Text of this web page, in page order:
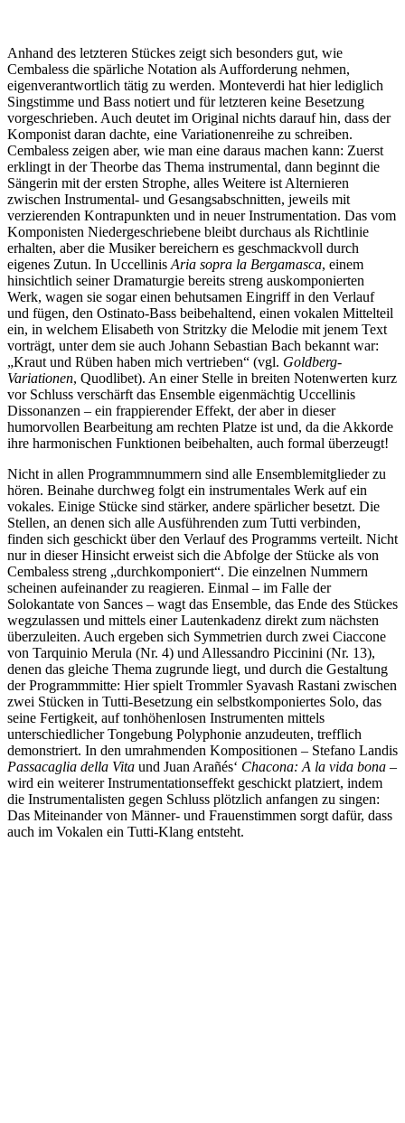
Anhand des letzteren Stückes zeigt sich besonders gut, wie
Cembaless die spärliche Notation als Aufforderung nehmen,
eigenverantwortlich tätig zu werden. Monteverdi hat hier lediglich
Singstimme und Bass notiert und für letzteren keine Besetzung
vorgeschrieben. Auch deutet im Original nichts darauf hin, dass der
Komponist daran dachte, eine Variationenreihe zu schreiben.
Cembaless zeigen aber, wie man eine daraus machen kann: Zuerst
erklingt in der Theorbe das Thema instrumental, dann beginnt die
Sängerin mit der ersten Strophe, alles Weitere ist Alternieren
zwischen Instrumental- und Gesangsabschnitten, jeweils mit
verzierenden Kontrapunkten und in neuer Instrumentation. Das vom
Komponisten Niedergeschriebene bleibt durchaus als Richtlinie
erhalten, aber die Musiker bereichern es geschmackvoll durch
eigenes Zutun. In Uccellinis Aria sopra la Bergamasca, einem
hinsichtlich seiner Dramaturgie bereits streng auskomponierten
Werk, wagen sie sogar einen behutsamen Eingriff in den Verlauf
und fügen, den Ostinato-Bass beibehaltend, einen vokalen Mittelteil
ein, in welchem Elisabeth von Stritzky die Melodie mit jenem Text
vorträgt, unter dem sie auch Johann Sebastian Bach bekannt war:
„Kraut und Rüben haben mich vertrieben“ (vgl. Goldberg-
Variationen, Quodlibet). An einer Stelle in breiten Notenwerten kurz
vor Schluss verschärft das Ensemble eigenmächtig Uccellinis
Dissonanzen – ein frappierender Effekt, der aber in dieser
humorvollen Bearbeitung am rechten Platze ist und, da die Akkorde
ihre harmonischen Funktionen beibehalten, auch formal überzeugt!
Nicht in allen Programmnummern sind alle Ensemblemitglieder zu
hören. Beinahe durchweg folgt ein instrumentales Werk auf ein
vokales. Einige Stücke sind stärker, andere spärlicher besetzt. Die
Stellen, an denen sich alle Ausführenden zum Tutti verbinden,
finden sich geschickt über den Verlauf des Programms verteilt. Nicht
nur in dieser Hinsicht erweist sich die Abfolge der Stücke als von
Cembaless streng „durchkomponiert“. Die einzelnen Nummern
scheinen aufeinander zu reagieren. Einmal – im Falle der
Solokantate von Sances – wagt das Ensemble, das Ende des Stückes
wegzulassen und mittels einer Lautenkadenz direkt zum nächsten
überzuleiten. Auch ergeben sich Symmetrien durch zwei Ciaccone
von Tarquinio Merula (Nr. 4) und Allessandro Piccinini (Nr. 13),
denen das gleiche Thema zugrunde liegt, und durch die Gestaltung
der Programmmitte: Hier spielt Trommler Syavash Rastani zwischen
zwei Stücken in Tutti-Besetzung ein selbstkomponiertes Solo, das
seine Fertigkeit, auf tonhöhenlosen Instrumenten mittels
unterschiedlicher Tongebung Polyphonie anzudeuten, trefflich
demonstriert. In den umrahmenden Kompositionen – Stefano Landis
Passacaglia della Vita und Juan Arañés‘ Chacona: A la vida bona –
wird ein weiterer Instrumentationseffekt geschickt platziert, indem
die Instrumentalisten gegen Schluss plötzlich anfangen zu singen:
Das Miteinander von Männer- und Frauenstimmen sorgt dafür, dass
auch im Vokalen ein Tutti-Klang entsteht.